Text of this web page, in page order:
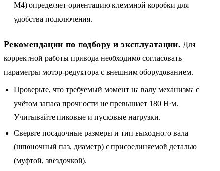
M4) определяет ориентацию клеммной коробки для
удобства подключения.
Рекомендации по подбору и эксплуатации. Для
корректной работы привода необходимо согласовать
параметры мотор-редуктора с внешним оборудованием.
Проверьте, что требуемый момент на валу механизма с
учётом запаса прочности не превышает 180 Н·м.
Учитывайте пиковые и пусковые нагрузки.
Сверьте посадочные размеры и тип выходного вала
(шпоночный паз, диаметр) с присоединяемой деталью
(муфтой, звёздочкой).